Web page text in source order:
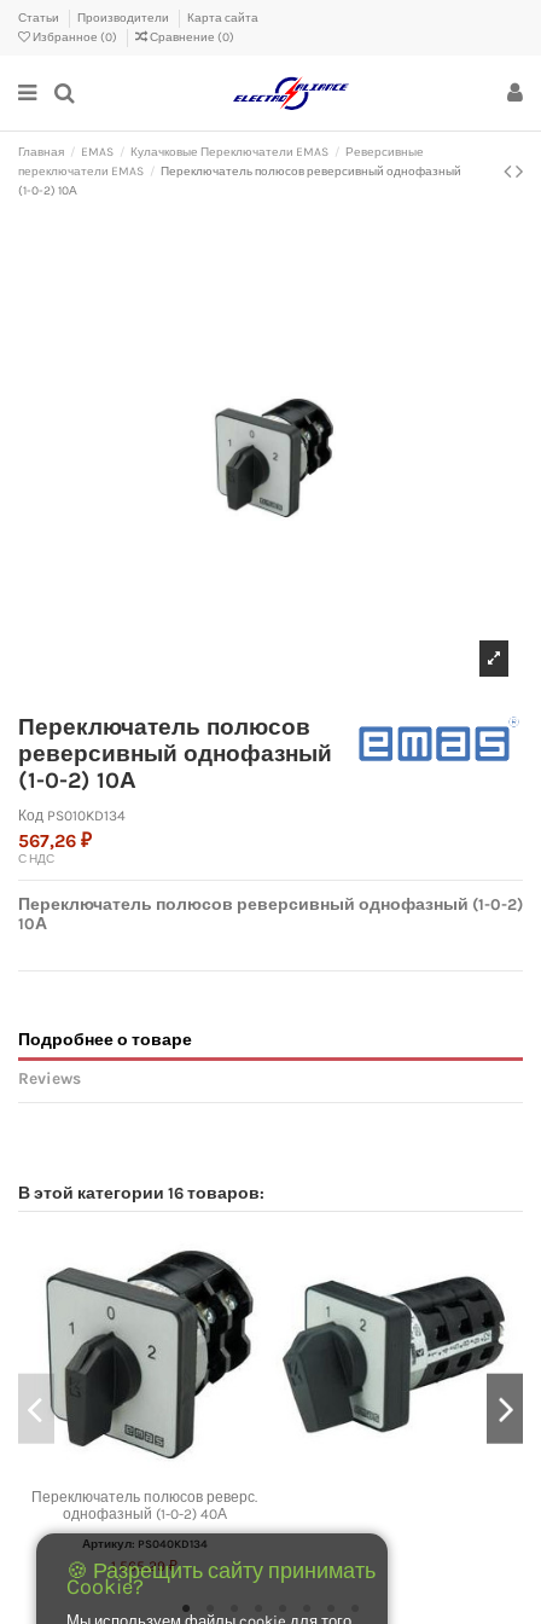
Статьи Производители
Карта сайта
Избранное (0) Сравнение (0)
Главная EMAS Кулачковые Переключатели EMAS
Реверсивные
переключатели EMAS
Переключатель полюсов реверсивный однофазный
(1-0-2) 10А
Переключатель полюсов
реверсивный однофазный
(1-0-2) 10А
Код PS010KD134
567,26 ₽
С НДС
Переключатель полюсов реверсивный однофазный (1-0-2)
10А
Подробнее о товаре
Reviews
В этой категории 16 товаров:
Переключатель полюсов реверс.
однофазный (1-0-2) 40А
Артикул: PS040KD134
1 565,29 ₽
🍪 Разрещить сайту принимать
Cookie?